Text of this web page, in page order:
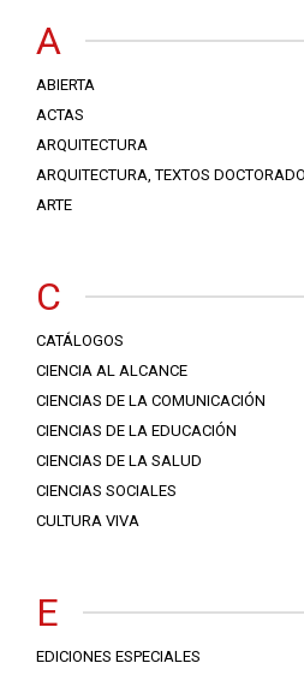
A
ABIERTA
ACTAS
ARQUITECTURA
ARQUITECTURA, TEXTOS
ARTE
C
CATÁLOGOS
CIENCIA AL ALCANCE
CIENCIAS DE LA COMUNICACIÓN
CIENCIAS DE LA EDUCACIÓN
CIENCIAS DE LA SALUD
CIENCIAS SOCIALES
CULTURA VIVA
E
EDICIONES ESPECIALES